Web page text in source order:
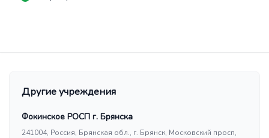
Другие учреждения
Фокинское РОСП г. Брянска
241004, Россия, Брянская обл., г. Брянск, Московский просп,